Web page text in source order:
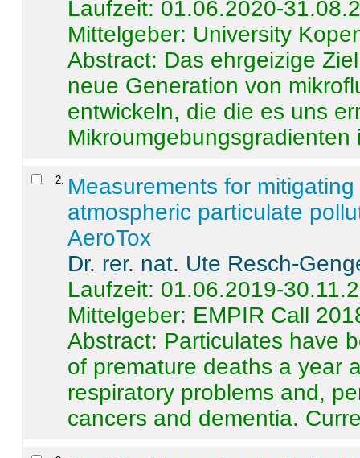
Laufzeit: 01.06.2020-
Mittelgeber: University
Abstract: Das ehrgeizige
neue Generation von
entwickeln, die die es uns
Mikroumgebungsgradienten
2
Measurements for
atmospheric particulate
AeroTox
Dr. rer. nat. Ute Resch-
Laufzeit: 01.06.2019-
Mittelgeber: EMPIR Call
Abstract: Particulates have
of premature deaths a year
respiratory problems and,
cancers and dementia.